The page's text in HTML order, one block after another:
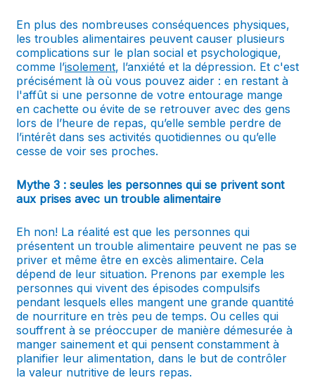
En plus des nombreuses conséquences physiques,
les troubles alimentaires peuvent causer plusieurs
complications sur le plan social et psychologique,
comme l’isolement, l’anxiété et la dépression. Et c'est
précisément là où vous pouvez aider : en restant à
l'affût si une personne de votre entourage mange
en cachette ou évite de se retrouver avec des gens
lors de l’heure de repas, qu’elle semble perdre de
l’intérêt dans ses activités quotidiennes ou qu’elle
cesse de voir ses proches.
Mythe 3 : seules les personnes qui se privent sont
aux prises avec un trouble alimentaire
Eh non! La réalité est que les personnes qui
présentent un trouble alimentaire peuvent ne pas se
priver et même être en excès alimentaire. Cela
dépend de leur situation. Prenons par exemple les
personnes qui vivent des épisodes compulsifs
pendant lesquels elles mangent une grande quantité
de nourriture en très peu de temps. Ou celles qui
souffrent à se préoccuper de manière démesurée à
manger sainement et qui pensent constamment à
planifier leur alimentation, dans le but de contrôler
la valeur nutritive de leurs repas.